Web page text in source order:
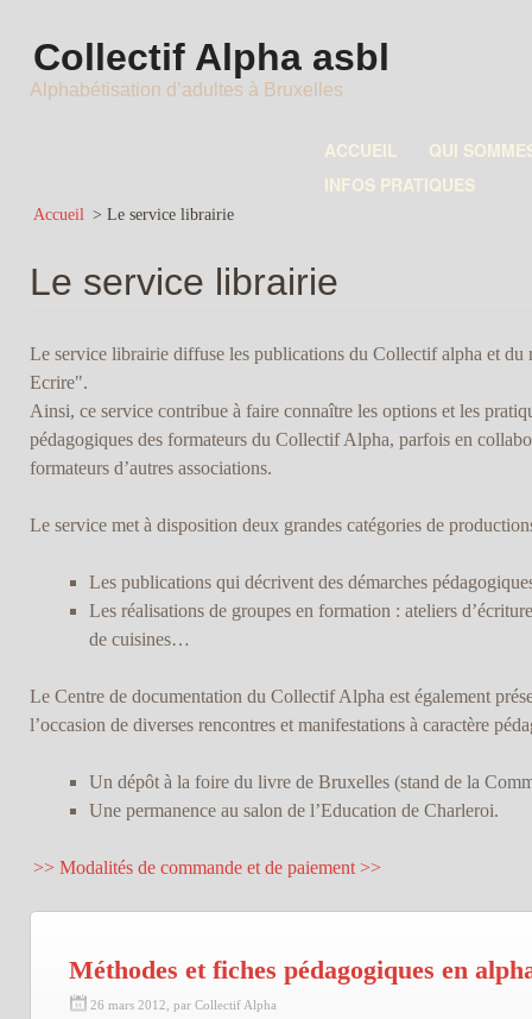
Collectif Alpha asbl
Alphabétisation d’adultes à Bruxelles
ACCUEIL
QUI
INFOS PRATIQUES
Accueil > Le service librairie
Le service librairie
Le service librairie diffuse les publications du Collectif alpha et du
Ecrire".
Ainsi, ce service contribue à faire connaître les options et les
pédagogiques des formateurs du Collectif Alpha, parfois en
formateurs d’autres associations.
Le service met à disposition deux grandes catégories de
Les publications qui décrivent des démarches
Les réalisations de groupes en formation : ateliers
de cuisines…
Le Centre de documentation du Collectif Alpha est également
l’occasion de diverses rencontres et manifestations à caractère
Un dépôt à la foire du livre de Bruxelles (stand de la
Une permanence au salon de l’Education de Charleroi.
>> Modalités de commande et de paiement >>
Méthodes et fiches pédagogiques en
26 mars 2012, par Collectif Alpha